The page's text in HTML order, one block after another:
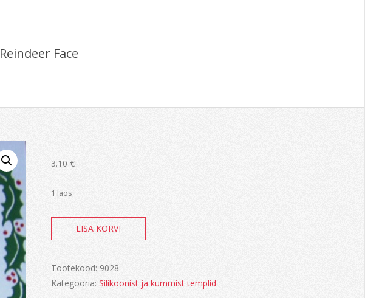
Reindeer Face
3.10 €
1 laos
Reindeer
kogus
LISA KORVI
Tootekood: 9028
Kategooria: Silikoonist ja kummist templid